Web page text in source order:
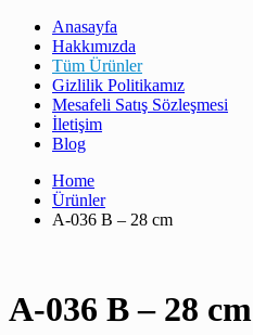
Anasayfa
Hakkımızda
Tüm Ürünler
Gizlilik Politikamız
Mesafeli Satış Sözleşmesi
İletişim
Blog
Home
Ürünler
A-036 B – 28 cm
A-036 B – 28 cm